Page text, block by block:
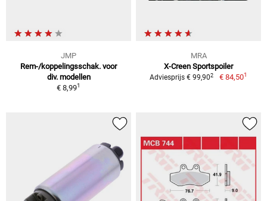
JMP
Rem-/koppelingsschak. voor
div. modellen
€ 8,991
MRA
X-Creen Sportspoiler
Adviesprijs € 99,902 € 84,501